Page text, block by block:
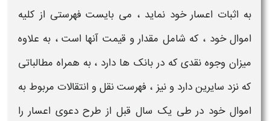
به اثبات اعسارخود نماید ، می بایست فهرستی از کلیه
اموال خود ، که شامل مقدار و قیمت آنها است ، به علاوه
میزان وجوه نقدی که در بانک ها دارد ، به همراه مطالباتی
که نزد سایرین دارد و نیز ، فهرست نقل و انتقالات مربوط به
اموال خود در طی یک سال قبل از طرح دعویاعسار را